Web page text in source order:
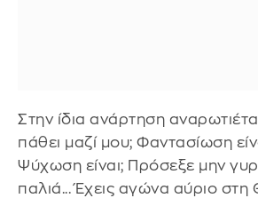
Στην ίδια ανάρτηση
πάθει μαζί μου; Φαντασίωση
Ψύχωση είναι; Πρόσεξε μην
παλιά... Έχεις αγώνα αύριο στη